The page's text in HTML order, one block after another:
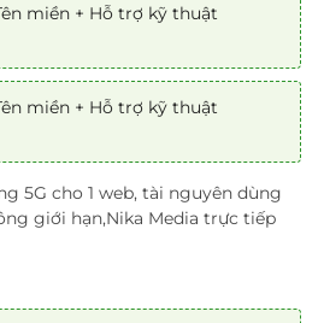
miền + Hỗ trợ kỹ thuật
miền + Hỗ trợ kỹ thuật
5G cho 1 web, tài nguyên dùng
giới hạn,Nika Media trực tiếp